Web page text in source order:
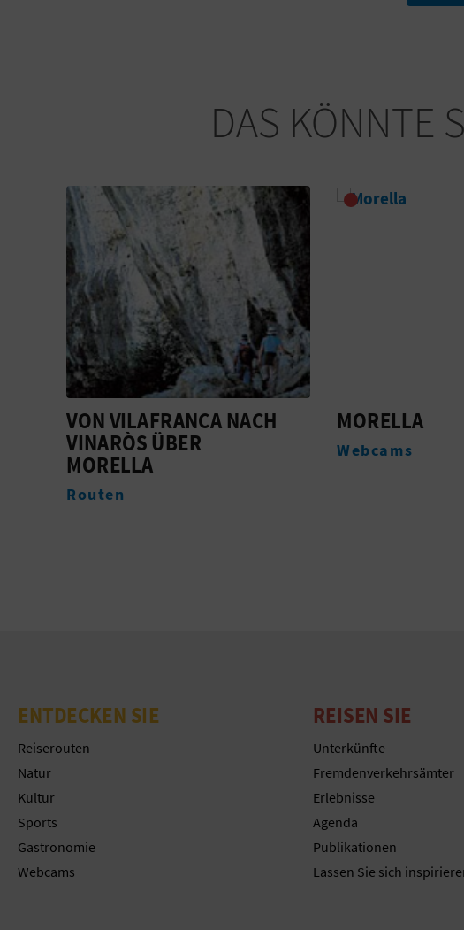
DAS KÖNNTE
MORELLA
Webcams
TOURIST INFO
Tourismusbüros
ENTDECKEN SIE
Reiserouten
Natur
Kultur
Sports
Gastronomie
Webcams
REISEN SIE
Unterkünfte
Fremdenverkehrsämter
Erlebnisse
Agenda
Publikationen
Lassen Sie sich